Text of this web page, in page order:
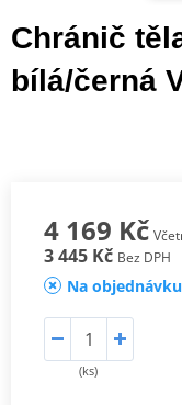
Chránič
bílá/černá
4 169 Kč
3 445 Kč Bez DPH
Na objednávku
(ks)